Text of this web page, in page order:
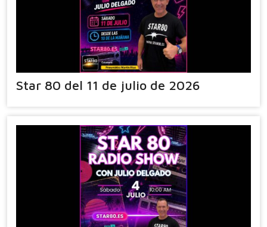
Star 80 del 11 de julio de 2026